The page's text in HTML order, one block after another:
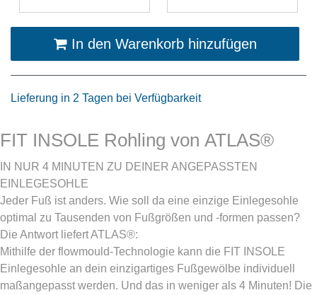
In den Warenkorb hinzufügen
Lieferung in 2 Tagen bei Verfügbarkeit
FIT INSOLE Rohling von ATLAS®
IN NUR 4 MINUTEN ZU DEINER ANGEPASSTEN
EINLEGESOHLE
Jeder Fuß ist anders. Wie soll da eine einzige Einlegesohle
optimal zu Tausenden von Fußgrößen und -formen passen?
Die Antwort liefert ATLAS®:
Mithilfe der flowmould-Technologie kann die FIT INSOLE
Einlegesohle an dein einzigartiges Fußgewölbe individuell
maßangepasst werden. Und das in weniger als 4 Minuten! Die